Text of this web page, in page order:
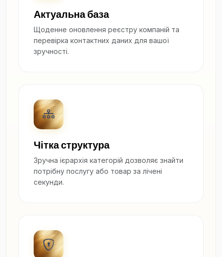
Актуальна база
Щоденне оновлення реєстру компаній та
перевірка контактних даних для вашої
зручності.
Чітка структура
Зручна ієрархія категорій дозволяє знайти
потрібну послугу або товар за лічені
секунди.